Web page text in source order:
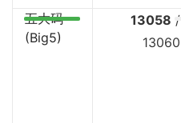
五大码
(Big5)
13058 /
13060